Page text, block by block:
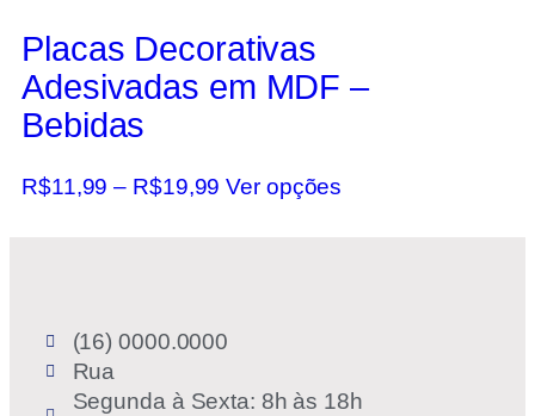
Placas Decorativas
Adesivadas em MDF –
Bebidas
R$11,99 – R$19,99 Ver opções
(16) 0000.0000
Rua
Segunda à Sexta: 8h às 18h